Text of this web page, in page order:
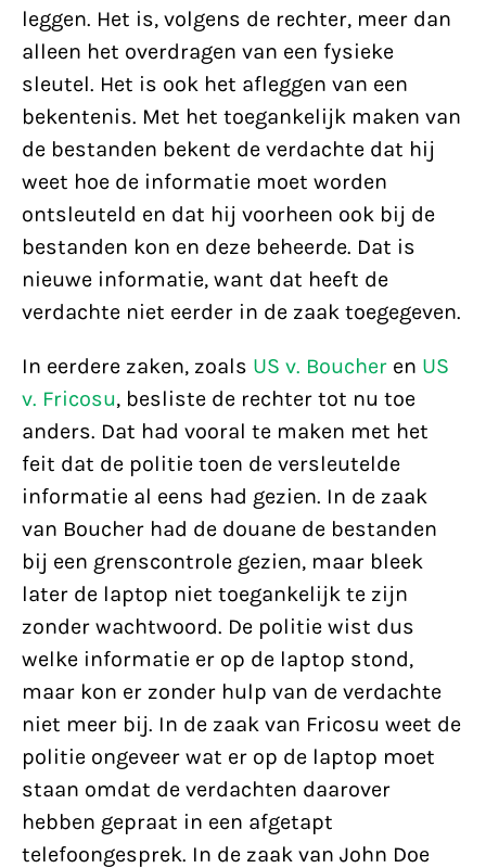
leggen. Het is, volgens de rechter, meer dan
alleen het overdragen van een fysieke
sleutel. Het is ook het afleggen van een
bekentenis. Met het toegankelijk maken van
de bestanden bekent de verdachte dat hij
weet hoe de informatie moet worden
ontsleuteld en dat hij voorheen ook bij de
bestanden kon en deze beheerde. Dat is
nieuwe informatie, want dat heeft de
verdachte niet eerder in de zaak toegegeven.
In eerdere zaken, zoals US v. Boucher en US
v. Fricosu, besliste de rechter tot nu toe
anders. Dat had vooral te maken met het
feit dat de politie toen de versleutelde
informatie al eens had gezien. In de zaak
van Boucher had de douane de bestanden
bij een grenscontrole gezien, maar bleek
later de laptop niet toegankelijk te zijn
zonder wachtwoord. De politie wist dus
welke informatie er op de laptop stond,
maar kon er zonder hulp van de verdachte
niet meer bij. In de zaak van Fricosu weet de
politie ongeveer wat er op de laptop moet
staan omdat de verdachten daarover
hebben gepraat in een afgetapt
telefoongesprek. In de zaak van John Doe